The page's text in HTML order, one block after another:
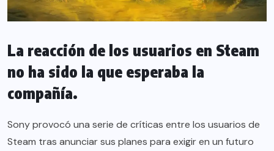
La reacción de los usuarios en Steam
no ha sido la que esperaba la
compañía.
Sony provocó una serie de críticas entre los usuarios de
Steam tras anunciar sus planes para exigir en un futuro